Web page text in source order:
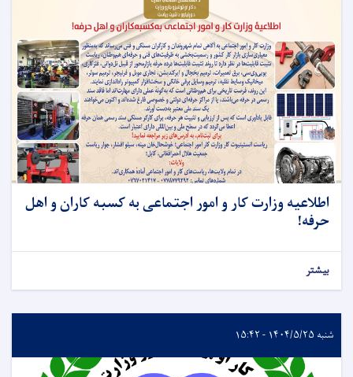
اطلاعیه وزارت کار و امور اجتماعی به کسبه کاران و اهل
حرفه!
بیشتر
شنبه ۱۴۰۴/۵/۲۵ - ۱۵:۴۲